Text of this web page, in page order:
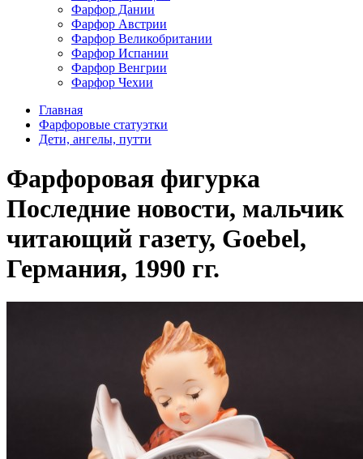
Фарфор Дании
Фарфор Австрии
Фарфор Великобритании
Фарфор Испании
Фарфор Венгрии
Фарфор Чехии
Главная
Фарфоровые статуэтки
Дети, ангелы, путти
Фарфоровая фигурка
Последние новости, мальчик
читающий газету, Goebel,
Германия, 1990 гг.